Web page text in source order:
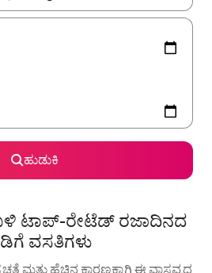
ಹುಡುಕಿ
ಟಾಪ್-ರೇಟೆಡ್ ರಜಾದಿನದ
ವಸತಿಗಳು
ಮತ್ತು ಹೆಚ್ಚಿನ ಕಾರಣಕ್ಕಾಗಿ ಈ ವಾಸ್ತವ್ಯದ